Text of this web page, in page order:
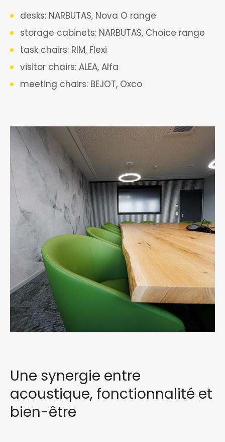
desks: NARBUTAS, Nova O range
storage cabinets: NARBUTAS, Choice range
task chairs: RIM, Flexi
visitor chairs: ALEA, Alfa
meeting chairs: BEJOT, Oxco
Une synergie entre
acoustique, fonctionnalité et
bien-être